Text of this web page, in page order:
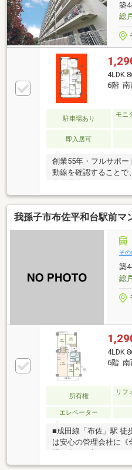
築
総
4LDK
6階 南
駐車場あり
モニ
即入居可
創業55年・フルサポ
動線を確認することで
です・物件おすすめポ
インテリアプランが考
子様のお留守番にも安
ニタ・インタホン付き
は自分でしまう」が
浴室乾燥機つき、湿
のヒートショック緩和
我孫子市布佐平和台駅前
そ
築
総
4LDK
6階 南
所有権
リフ
エレベーター
■成田線「布佐」駅 徒
は安心の管理会社に
┏┓ リフォーム内容